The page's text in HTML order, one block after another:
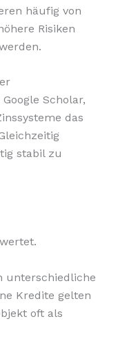
häufig von
Risiken
Scholar,
das
stabil zu
unterschiedliche
Kredite gelten
oft als